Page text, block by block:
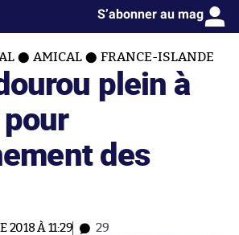
S’abonner au mag
AMICAL FRANCE-ISLANDE
plein à
des
2018 À 11:29 29